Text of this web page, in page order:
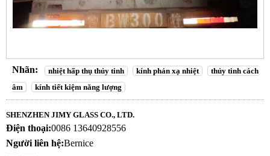
Nhãn: nhiệt hấp thụ thủy tinh kính phản xạ nhiệt
thủy tinh cách
âm
kính tiết kiệm năng lượng
SHENZHEN JIMY GLASS CO., LTD.
Điện thoại:0086 13640928556
Người liên hệ:Bernice